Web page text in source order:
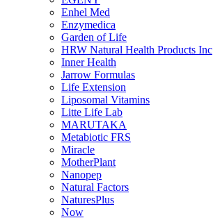
Enhel Med
Enzymedica
Garden of Life
HRW Natural Health Products Inc
Inner Health
Jarrow Formulas
Life Extension
Liposomal Vitamins
Litte Life Lab
MARUTAKA
Metabiotic FRS
Miracle
MotherPlant
Nanopep
Natural Factors
NaturesPlus
Now